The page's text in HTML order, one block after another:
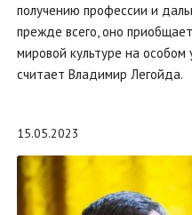
получению профессии и
прежде всего, оно
мировой культуре на особом
считает Владимир Легойда.
15.05.2023